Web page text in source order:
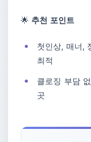
🌟 추천 포인트
첫인상, 매너,
최적
클로징 부담
곳